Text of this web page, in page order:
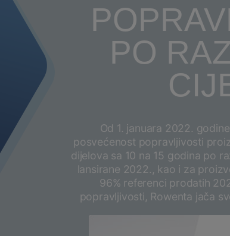
PO
Od 1. januara 2022.
posvećenost popravljivosti
dijelova sa 10 na 15 godina po
lansirane 2022., kao i za
96% referenci prodatih
popravljivosti, Rowenta jača